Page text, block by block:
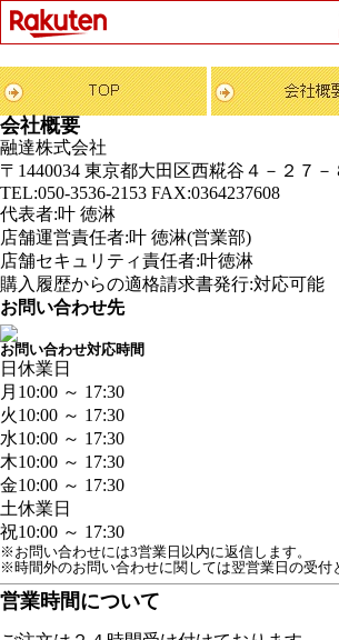
会社概要
融達株式会社
〒1440034 東京都大田区西糀谷４－２７－
TEL:050-3536-2153 FAX:0364237608
代表者:叶 徳淋
店舗運営責任者:叶 徳淋(営業部)
店舗セキュリティ責任者:叶徳淋
購入履歴からの適格請求書発行:対応可能
お問い合わせ先
お問い合わせ対応時間
日 休業日
月 10:00 ～ 17:30
火10:00 ～ 17:30
水10:00 ～ 17:30
木10:00 ～ 17:30
金10:00 ～ 17:30
土休業日
祝10:00 ～ 17:30
※お問い合わせには3営業日以内に返信します。
※時間外のお問い合わせに関しては翌営業日の受付
営業時間について